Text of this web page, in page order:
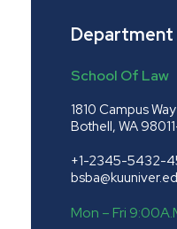
School Of Law
1810 Campus
Bothell, WA
+1-2345-5432-
Mon – Fri